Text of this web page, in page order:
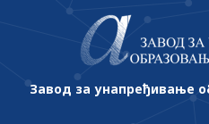
Завод за унапређивање